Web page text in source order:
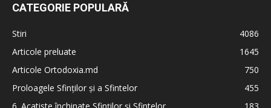
CATEGORIE POPULARĂ
Stiri
4086
Articole preluate
1645
Articole Ortodoxia.md
750
Proloagele Sfinților și a Sfintelor
455